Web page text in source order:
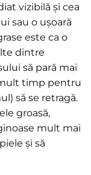
vizibilă și cea
sau o ușoară
este ca o
dintre
să pară mai
timp pentru
să se retragă.
groasă,
mult mai
și să